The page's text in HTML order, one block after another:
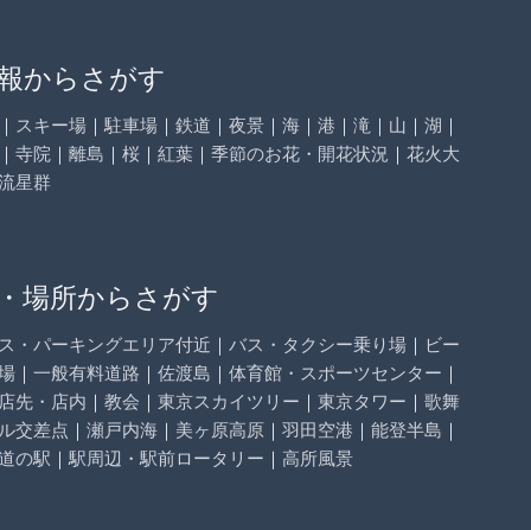
からさがす
｜ スキー場 ｜ 駐車場 ｜ 鉄道 ｜ 夜景 ｜ 海 ｜ 港 ｜ 滝 ｜ 山 ｜ 湖 ｜
｜ 寺院 ｜ 離島 ｜ 桜 ｜ 紅葉 ｜ 季節のお花・開花状況 ｜ 花火大
星群
場所からさがす
・パーキングエリア付近 ｜ バス・タクシー乗り場 ｜ ビー
｜ 一般有料道路 ｜ 佐渡島 ｜ 体育館・スポーツセンター ｜
店先・店内 ｜ 教会 ｜ 東京スカイツリー ｜ 東京タワー ｜ 歌舞
交差点 ｜ 瀬戸内海 ｜ 美ヶ原高原 ｜ 羽田空港 ｜ 能登半島 ｜
の駅 ｜ 駅周辺・駅前ロータリー ｜ 高所風景